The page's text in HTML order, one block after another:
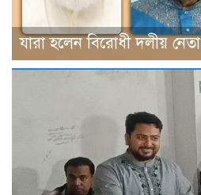
যারা হলেন বিরোধী দলীয় নেতা